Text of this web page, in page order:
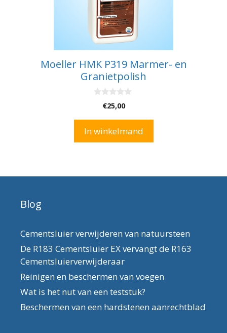
Moeller HMK P319 Marmer- en
Granietpolish
5
€25,00
In winkelmand
Blog
Cementsluier verwijderen van natuursteen
De R183 Cementsluier EX vervangt de R163
Cementsluierverwijderaar
Reinigen en beschermen van voegen
Wat is het nut van een teststuk?
Beschermen van een hardstenen aanrechtblad